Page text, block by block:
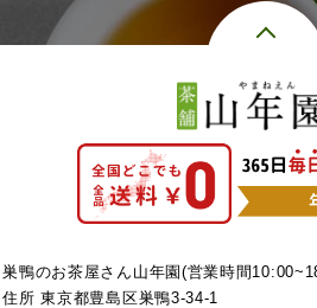
巣鴨のお茶屋さん山年園(営業時間
住所 東京都豊島区巣鴨3-34-1